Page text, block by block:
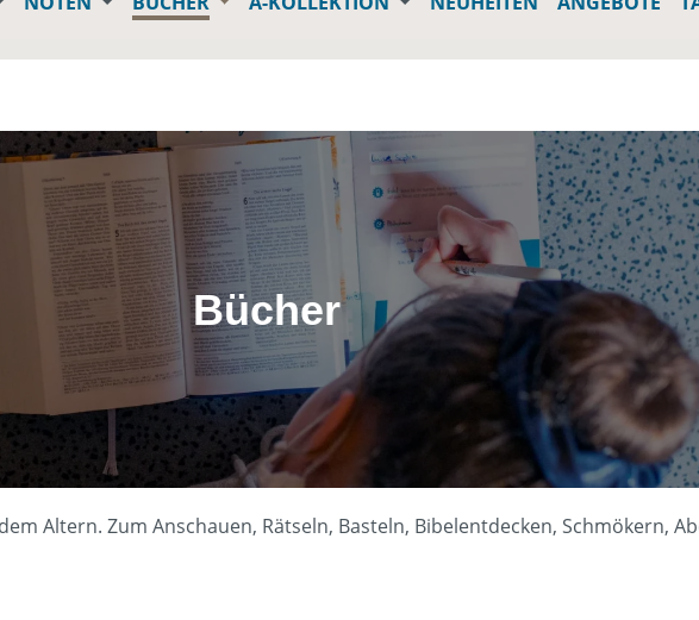
Bücher
Altern. Zum Anschauen, Rätseln, Basteln, Bibelentdecken, Schmökern,